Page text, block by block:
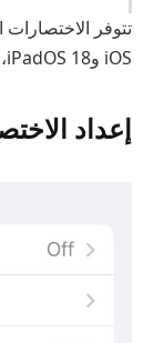
iOS وiPadOS 18، وهي سهلة الإعداد.
إعداد